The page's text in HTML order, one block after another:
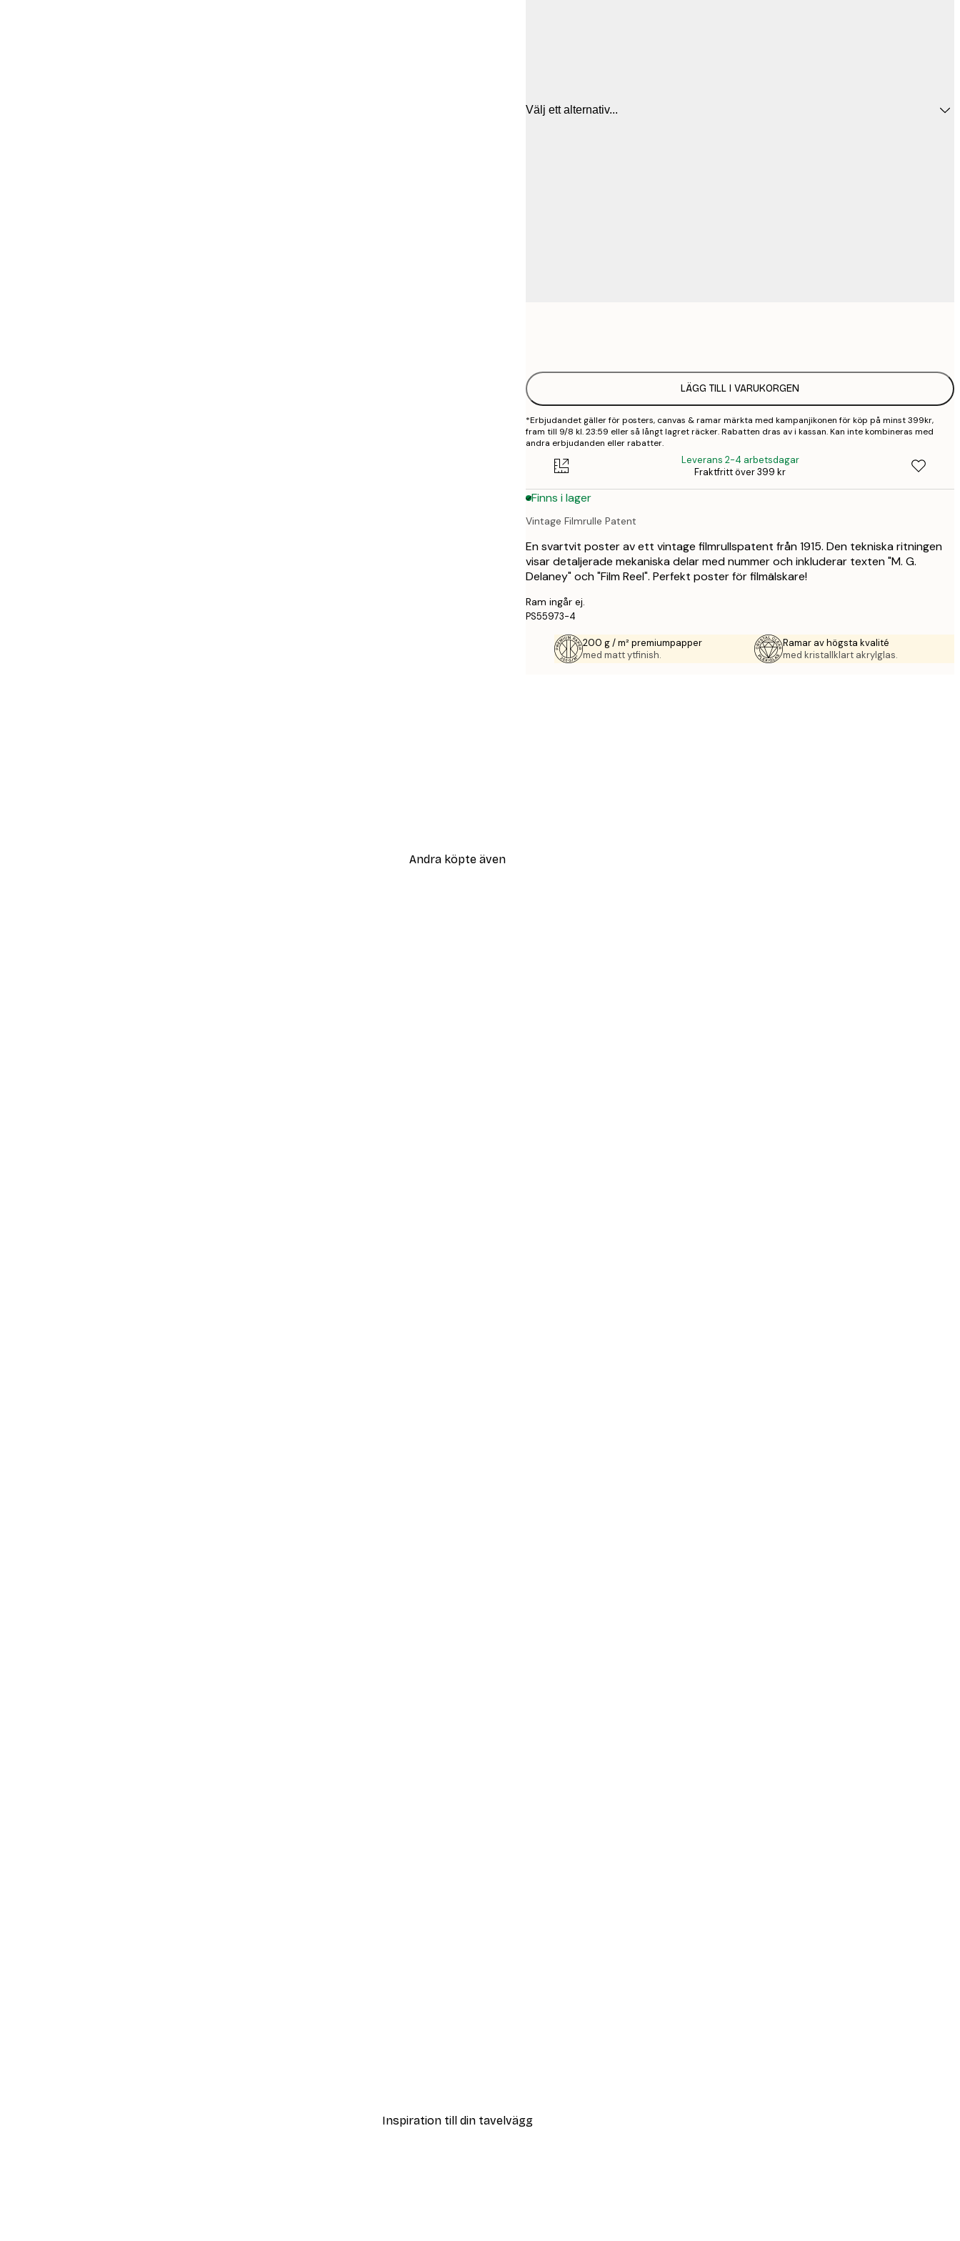
Välj ett alternativ...
70x100 cm
LÄGG TILL I VARUKORGEN
*Erbjudandet gäller för posters, canvas & ramar märkta med kampanjikonen för köp på minst 399kr,
fram till 9/8 kl. 23:59 eller så långt lagret räcker. Rabatten dras av i kassan. Kan inte kombineras med
andra erbjudanden eller rabatter.
Leverans 2-4 arbetsdagar
Fraktfritt över 399 kr
Finns i lager
Vintage Filmrulle Patent
En svartvit poster av ett vintage filmrullspatent från 1915. Den tekniska ritningen
visar detaljerade mekaniska delar med nummer och inkluderar texten "M. G.
Delaney" och "Film Reel". Perfekt poster för filmälskare!
Ram ingår ej.
PS55973-4
200 g / m² premiumpapper
med matt ytfinish.
Ramar av högsta kvalité
med kristallklart akrylglas.
Andra köpte även
Inspiration till din tavelvägg